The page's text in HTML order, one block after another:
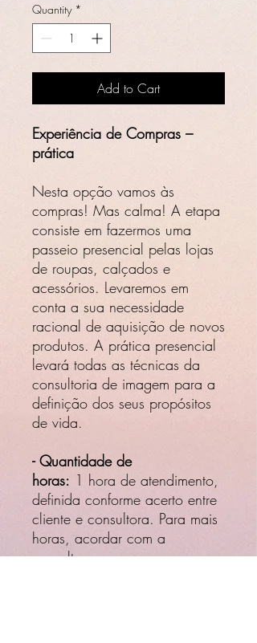
Quantity *
Add to Cart
Experiência de Compras –
prática
Nesta opção vamos às
compras! Mas calma! A etapa
consiste em fazermos uma
passeio presencial pelas lojas
de roupas, calçados e
acessórios. Levaremos em
conta a sua necessidade
racional de aquisição de novos
produtos. A prática presencial
levará todas as técnicas da
consultoria de imagem para a
definição dos seus propósitos
de vida.
- Quantidade de
horas: 1 hora de atendimento,
definida conforme acerto entre
cliente e consultora. Para mais
horas, acordar com a
consultora.